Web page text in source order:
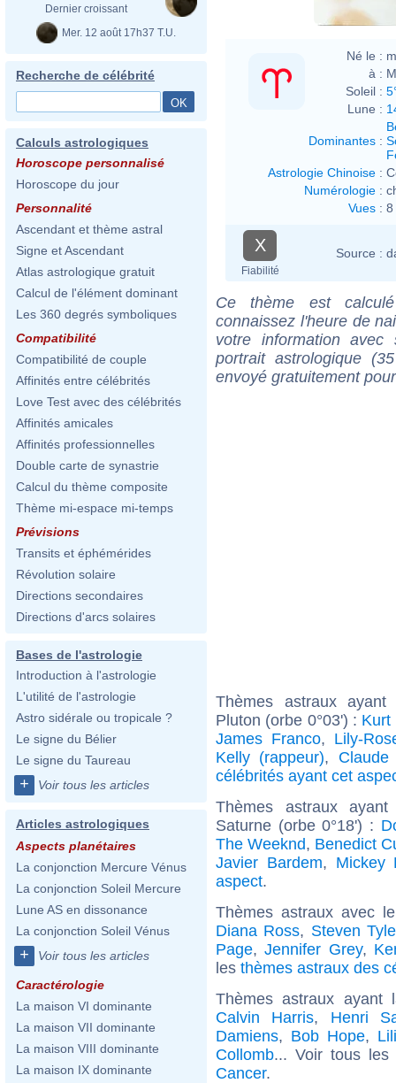
Dernier croissant
Mer. 12 août 17h37 T.U.
Recherche de célébrité
Calculs astrologiques
Horoscope personnalisé
Horoscope du jour
Personnalité
Ascendant et thème astral
Signe et Ascendant
Atlas astrologique gratuit
Calcul de l'élément dominant
Les 360 degrés symboliques
Compatibilité
Compatibilité de couple
Affinités entre célébrités
Love Test avec des célébrités
Affinités amicales
Affinités professionnelles
Double carte de synastrie
Calcul du thème composite
Thème mi-espace mi-temps
Prévisions
Transits et éphémérides
Révolution solaire
Directions secondaires
Directions d'arcs solaires
Bases de l'astrologie
Introduction à l'astrologie
L'utilité de l'astrologie
Astro sidérale ou tropicale ?
Le signe du Bélier
Le signe du Taureau
+ Voir tous les articles
Articles astrologiques
Aspects planétaires
La conjonction Mercure Vénus
La conjonction Soleil Mercure
Lune AS en dissonance
La conjonction Soleil Vénus
+ Voir tous les articles
Caractérologie
La maison VI dominante
La maison VII dominante
La maison VIII dominante
La maison IX dominante
Né le :
à :
Soleil :
Lune :
Dominantes :
Astrologie Chinoise :
Numérologie :
Vues : 8
X
Fiabilité
Source :
Ce thème est
connaissez l'heure de
votre information
portrait astrologique
envoyé gratuitement
Thèmes astraux
Pluton (orbe 0°03') : Kurt
James Franco, Lily-
Kelly (rappeur), Claude
célébrités ayant cet
Thèmes astraux
Saturne (orbe 0°18') :
The Weeknd, Benedict
Javier Bardem, Mickey
aspect.
Thèmes astraux avec
Diana Ross, Steven
Page,Jennifer Grey,
les thèmes astraux des
Thèmes astraux
Calvin Harris, Henri
Damiens, Bob Hope,
Collomb... Voir tous les
Cancer.